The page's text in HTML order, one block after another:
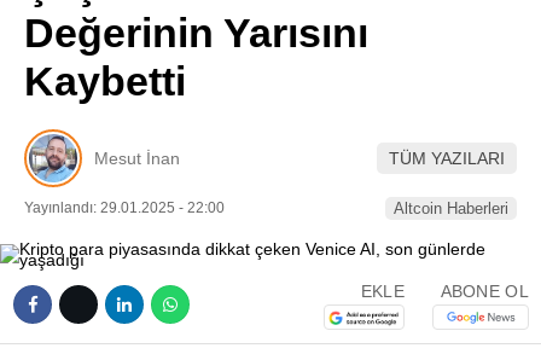
Değerinin Yarısını
Kaybetti
Mesut İnan TÜM YAZILARI
Yayınlandı: 29.01.2025 - 22:00 Altcoin Haberleri
EKLE ABONE OL